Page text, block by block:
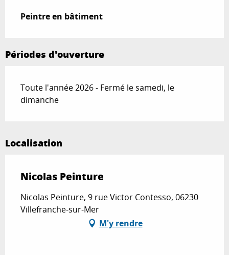
Peintre en bâtiment
Périodes d'ouverture
Toute l'année 2026 - Fermé le samedi, le
dimanche
Localisation
Nicolas Peinture
Nicolas Peinture, 9 rue Victor Contesso, 06230
Villefranche-sur-Mer
M'y rendre